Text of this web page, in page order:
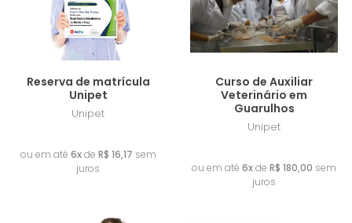
Reserva de matrícula
Unipet
Unipet
ou em até 6xde R$ 16,17 sem
juros
Curso de Auxiliar
Veterinário em
Guarulhos
Unipet
ou em até 6xde R$ 180,00 sem
juros